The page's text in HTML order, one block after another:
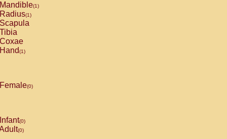
Mandible(1)
Radius(1)
Scapula
Tibia
Coxae
Hand(1)
Female(0)
Infant(0)
(0)